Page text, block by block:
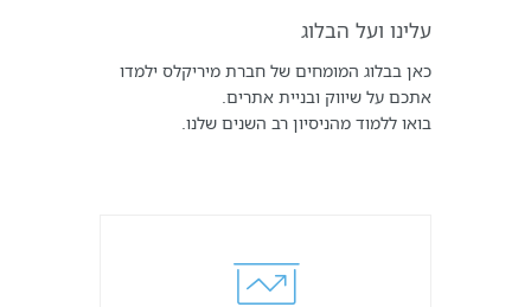
עלינו ועל הבלוג
כאן בבלוג המומחים של חברת מיריקלס ילמדו
אתכם על שיווק ובניית אתרים.
בואו ללמוד מהניסיון רב השנים שלנו.